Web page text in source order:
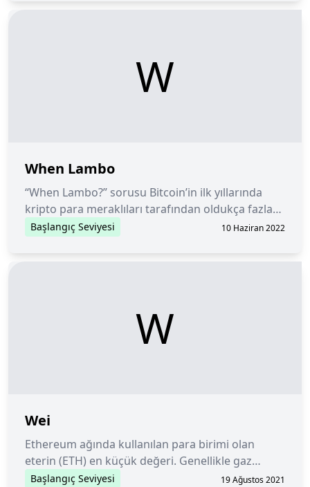
W
When Lambo
“When Lambo?” sorusu Bitcoin’in ilk yıllarında
kripto para meraklıları tarafından oldukça fazla
kullanılan bir “meme” haline geldi.
Başlangıç Seviyesi 10 Haziran 2022
W
Wei
Ethereum ağında kullanılan para birimi olan
eterin (ETH) en küçük değeri. Genellikle gaz
fiyatlarından bahsederken kullanılır.
Başlangıç Seviyesi 19 Ağustos 2021